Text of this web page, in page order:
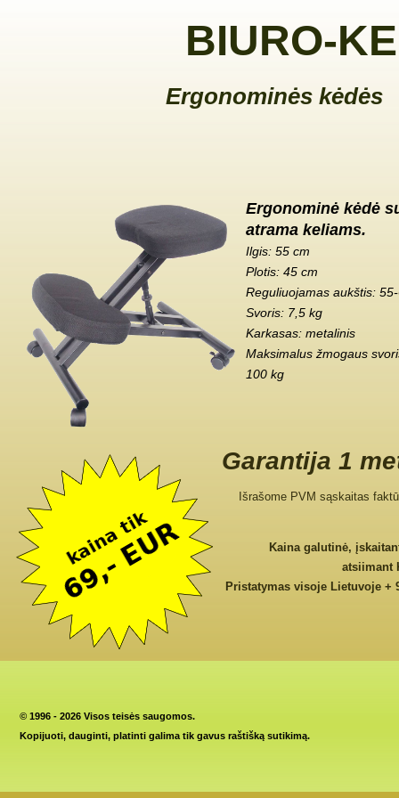
BIURO-
Ergonominės kėdės
Ergonominė kėdė
atrama keliams.
Ilgis: 55 cm
Plotis: 45 cm
Reguliuojamas aukštis:
Svoris: 7,5 kg
Karkasas: metalinis
Maksimalus žmogaus
100 kg
Garantija 1
Išrašome PVM sąskaitas
Kaina galutinė,
atsiimant
Pristatymas visoje Lietuvoje +
© 1996 - 2026 Visos teisės saugomos.
Kopijuoti, dauginti, platinti galima tik gavus raštišką sutikimą.